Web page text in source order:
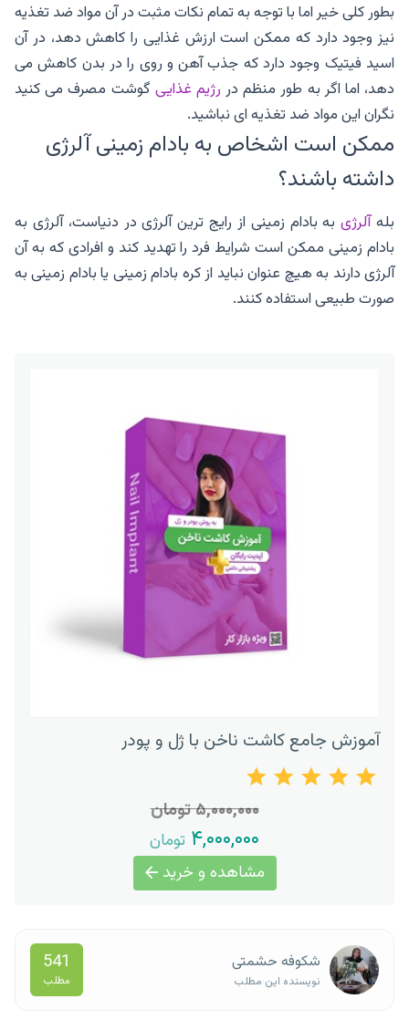
بطور کلی خیر اما با توجه به تمام نکات مثبت در آن مواد ضد تغذیه
نیز وجود دارد که ممکن است ارزش غذایی را کاهش دهد، در آن
اسید فیتیک وجود دارد که جذب آهن و روی را در بدن کاهش می
دهد، اما اگر به طور منظم در رژیم غذایی گوشت مصرف می کنید
نگران این مواد ضد تغذیه ای نباشید.
ممکن است اشخاص به بادام زمینی آلرژی
داشته باشند؟
بلهآلرژیبه بادام زمینی از رایج ترین آلرژی در دنیاست، آلرژی به
بادام زمینی ممکن است شرایط فرد را تهدید کند و افرادی که به آن
آلرژی دارند به هیچ عنوان نباید از کره بادام زمینی یا بادام زمینی به
صورت طبیعی استفاده کنند.
آموزش جامع کاشت ناخن با ژل و پودر
۵,۰۰۰,۰۰۰ تومان
۴,۰۰۰,۰۰۰ تومان
مشاهده و خرید
شکوفه حشمتی
نویسنده این مطلب
541
مطلب